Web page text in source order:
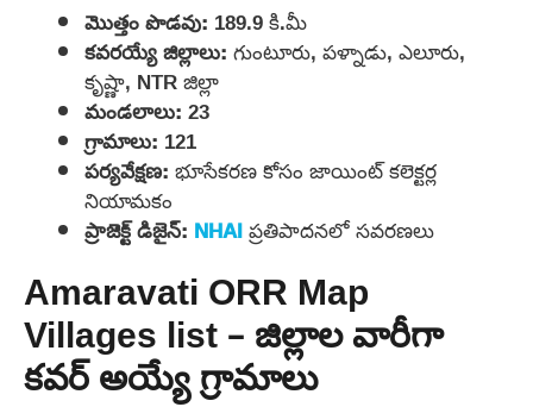
మొత్తం పొడవు: 189.9 కి.మీ
కవరయ్యే జిల్లాలు:గుంటూరు, పళ్నాడు, ఎలూరు,
కృష్ణా, NTR జిల్లా
మండలాలు:23
గ్రామాలు: 121
పర్యవేక్షణ:భూసేకరణ కోసం జాయింట్ కలెక్టర్ల
నియామకం
ప్రాజెక్ట్ డిజైన్: NHAIప్రతిపాదనలో సవరణలు
Amaravati ORR Map
Villages list – జిల్లాల వారీగా
కవర్ అయ్యే గ్రామాలు